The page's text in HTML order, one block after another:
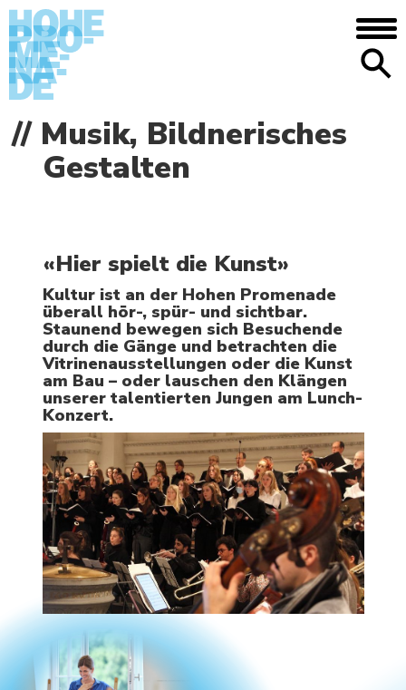
DIE SCHULE
Anfahrt/Lage – Mediothek – Mensa –
Galerie – Geschichte
Bildungsgang
Neue und alte Sprachen
Mathematik, Informatik,
Naturwissenschaft und Technik
Geistes- und
Sozialwissenschaften
Musik, Bildnerisches
Gestalten
Kunstvitrinen
Sport, Religion, Philosophie
Projekte und Freifächer
Instrumente, Gesang
Förder- und
Betreuungsangebote
MENSCHEN
Begabtenförderung – Aufgabenhilfe –
Nachilfe und Tutorat – Beratung – Bei
Musik, Bildnerisches
Gestalten
«Hier spielt die Kunst»
Kultur ist an der Hohen Promenade
überall hör-, spür- und sichtbar.
Staunend bewegen sich Besuchende
durch die Gänge und betrachten die
Vitrinenausstellungen oder die Kunst
am Bau – oder lauschen den Klängen
unserer talentierten Jungen am Lunch-
Konzert.